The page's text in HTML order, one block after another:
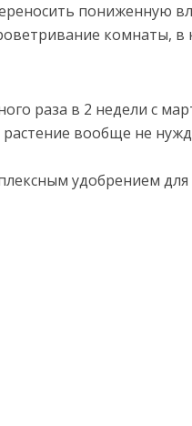
пониженную
комнаты, в
раза в 2 недели с
вообще не
удобрением для